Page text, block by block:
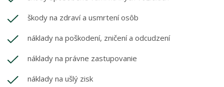
škody na zdraví a usmrtení osôb
náklady na poškodení, zničení a odcudzení
náklady na právne zastupovanie
náklady na ušlý zisk